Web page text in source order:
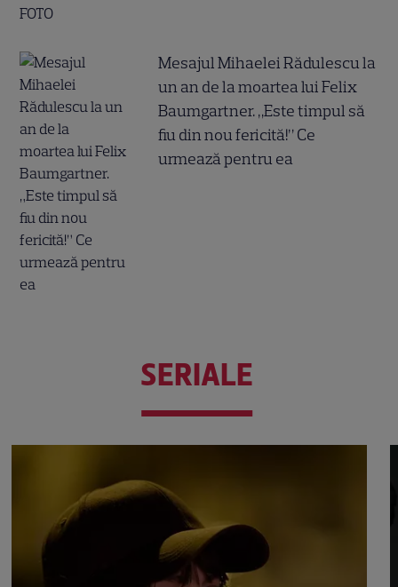
Mesajul Mihaelei Rădulescu la
un an de la moartea lui Felix
Baumgartner. „Este timpul să
fiu din nou fericită!” Ce
urmează pentru ea
SERIALE